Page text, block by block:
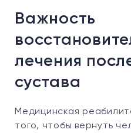
Важность
лечения
сустава
Медицинская
того, чтобы вернуть